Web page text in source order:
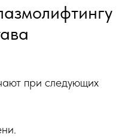
при следующих